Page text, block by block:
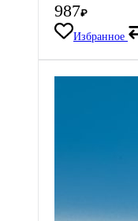
987₽
Избранное